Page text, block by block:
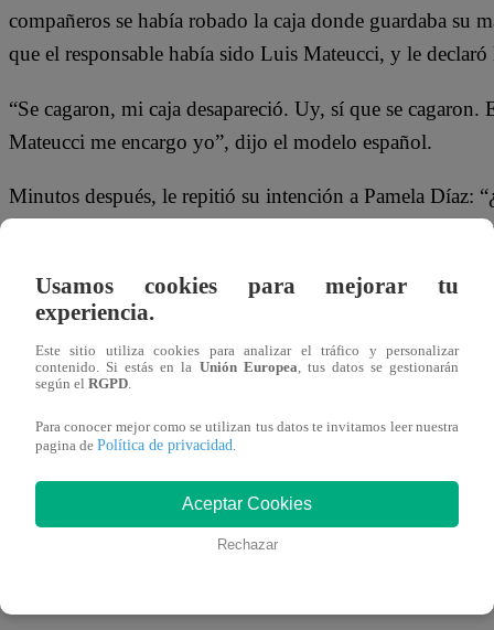
compañeros se había robado la caja donde guardaba su
que el responsable había sido Luis Mateucci, y le
“Se cagaron, mi caja desapareció. Uy, sí que se
Mateucci me encargo yo”, dijo el modelo español.
Minutos después, le repitió su intención a Pamela Díaz:
porque mi cajita donde yo tenía mis máquinas me la
Sin embargo, el argentino no fue el responsable de
compañero Arturo Longton.
Usamos cookies para mejorar tu
experiencia.
Este sitio utiliza cookies para analizar el tráfico y personalizar
contenido. Si estás en la Unión Europea, tus datos se gestionarán
según el RGPD.
Para conocer mejor como se utilizan tus datos te invitamos leer nuestra
pagina de Política de privacidad.
Aceptar Cookies
Rechazar